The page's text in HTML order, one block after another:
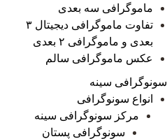
ماموگرافی سه بعدی
تفاوت ماموگرافی دیجیتال ۳
بعدی و ماموگرافی ۲ بعدی
عکس ماموگرافی سالم
سونوگرافی سینه
انواع سونوگرافی
مرکز سونوگرافی سینه
سونوگرافی پستان